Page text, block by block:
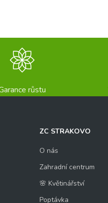
růstu
ZC STRAKOVO
O nás
Zahradní centrum
🌸 Květinářství
Poptávka